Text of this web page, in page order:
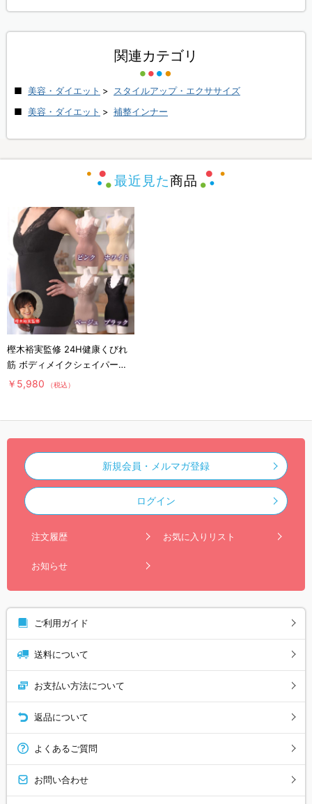
関連カテゴリ
美容・ダイエット >
スタイルアップ・エクササイズ
美容・ダイエット > 補整インナー
最近見た商品
樫木裕実監修 24H健康くびれ
筋 ボディメイクシェイパー／
補整キャミソール／1枚4役
￥5,980 （税込）
新規会員・メルマガ登録
ログイン
注文履歴 お気に入りリスト
お知らせ
ご利用ガイド
送料について
お支払い方法について
返品について
よくあるご質問
お問い合わせ